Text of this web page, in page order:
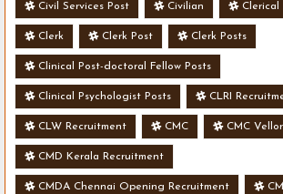
Civil Services Post Civilian Clerical
Clerk Clerk Post Clerk Posts
Clinical Post-doctoral Fellow Posts
Clinical Psychologist Posts CLRI
CLW Recruitment CMC CMC
CMD Kerala Recruitment
CMDA Chennai Opening Recruitment